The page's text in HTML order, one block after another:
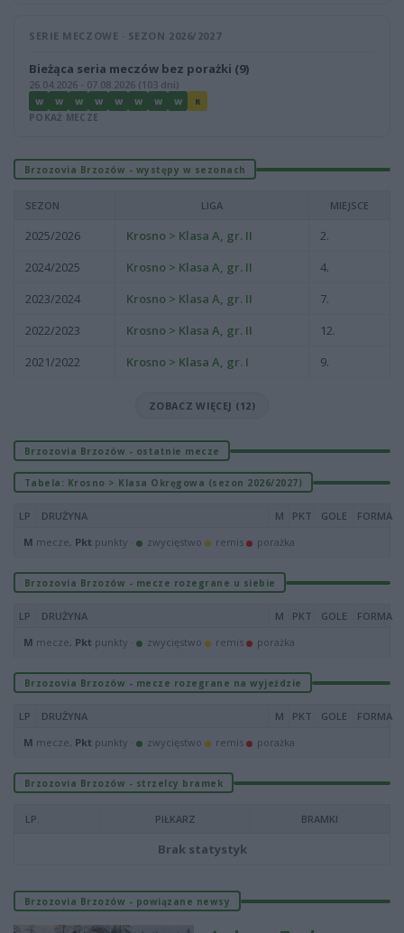
SERIE MECZOWE · SEZON 2026/2027
Bieżąca seria meczów bez porażki (9)
26.04.2026 - 07.08.2026 (103 dni)
W W W W W W W W R
POKAŻ MECZE
Brzozovia Brzozów - występy w sezonach
SEZON LIGA MIEJSCE
2025/2026 Krosno > Klasa A, gr. II
2.
2024/2025
Krosno > Klasa A, gr. II
4.
2023/2024
Krosno > Klasa A, gr. II
7.
2022/2023
Krosno > Klasa A, gr. II
12.
2021/2022
Krosno > Klasa A, gr. I 9.
ZOBACZ WIĘCEJ (12)
Brzozovia Brzozów - ostatnie mecze
Tabela: Krosno > Klasa Okręgowa (sezon 2026/2027)
LP DRUŻYNA M PKT GOLE
FORMA
M mecze, Pkt punkty · zwycięstwo remis porażka
Brzozovia Brzozów - mecze rozegrane u siebie
LP DRUŻYNA M PKT GOLE
FORMA
M mecze, Pkt punkty · zwycięstwo remis porażka
Brzozovia Brzozów - mecze rozegrane na wyjeździe
LP DRUŻYNA M PKT GOLE
FORMA
M mecze, Pkt punkty · zwycięstwo remis porażka
Brzozovia Brzozów - strzelcy bramek
LP. PIŁKARZ BRAMKI
Brak statystyk
Brzozovia Brzozów - powiązane newsy